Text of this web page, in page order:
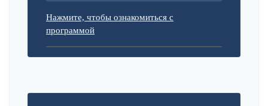
Нажмите, чтобы ознакомиться с
программой